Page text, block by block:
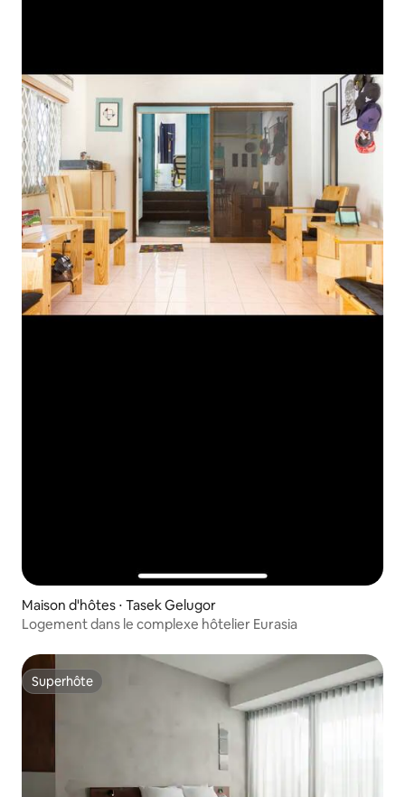
Maison d'hôtes ⋅ Tasek Gelugor
Logement dans le complexe hôtelier Eurasia
Superhôte
Superhôte